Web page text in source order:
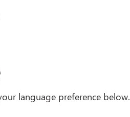
language preference below.